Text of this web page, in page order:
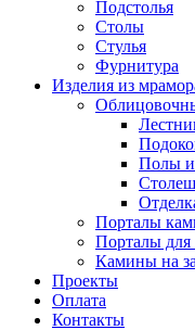
Подстолья
Столы
Стулья
Фурнитура
Изделия из
Полы
Порталы
Порталы для
Камины на
Проекты
Оплата
Контакты